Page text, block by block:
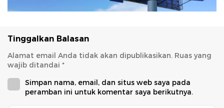
Tinggalkan Balasan
Alamat email Anda tidak akan dipublikasikan. Ruas yang
wajib ditandai *
Simpan nama, email, dan situs web saya pada
peramban ini untuk komentar saya berikutnya.